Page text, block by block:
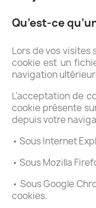
Qu’est-ce
Lors de vos visites
cookie est un
navigation
L’acceptation de
cookie présente
depuis votre
• Sous Internet
• Sous Mozilla
• Sous Google
cookies.